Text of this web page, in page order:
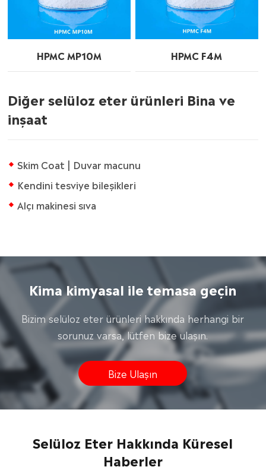
HPMC MP10M HPMC F4M
Diğer selüloz eter ürünleri Bina ve
inşaat
Skim Coat | Duvar macunu
Kendini tesviye bileşikleri
Alçı makinesi sıva
Kima kimyasal ile temasa geçin
Bizim selüloz eter ürünleri hakkında herhangi bir
sorunuz varsa, lütfen bize ulaşın.
Bize Ulaşın
Selüloz Eter Hakkında Küresel
Haberler